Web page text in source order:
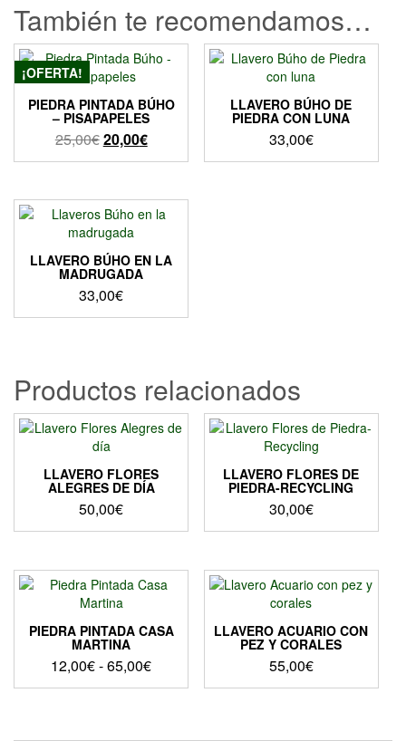
También te recomendamos…
¡OFERTA!
PIEDRA PINTADA BÚHO
– PISAPAPELES
25,00€El
precio
era:
25,00€.
20,00€El
precio
es:
20,00€.
LLAVERO BÚHO DE
PIEDRA CON LUNA
33,00€
LLAVERO BÚHO EN LA
MADRUGADA
33,00€
Productos relacionados
LLAVERO FLORES
ALEGRES DE DÍA
50,00€
LLAVERO FLORES DE
PIEDRA-RECYCLING
30,00€
PIEDRA PINTADA CASA
MARTINA
12,00€-65,00€Rango
de
Este
LLAVERO ACUARIO CON
PEZ Y CORALES
55,00€